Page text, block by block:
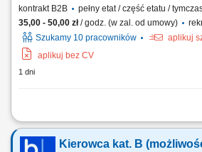
kontrakt B2B
pełny etat / część etatu /
35,00 - 50,00 zł/ godz. (w zal. od umowy)
Szukamy 10 pracowników
aplikuj
aplikuj bez CV
1 dni
Zakres obowiązków Odbieranie i dostarczanie
Utrzymywanie dobrych relacji z klientami;
Kierowca kat. B